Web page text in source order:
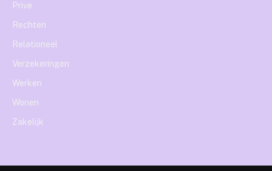
Prive
Rechten
Relationeel
Verzekeringen
Werken
Wonen
Zakelijk